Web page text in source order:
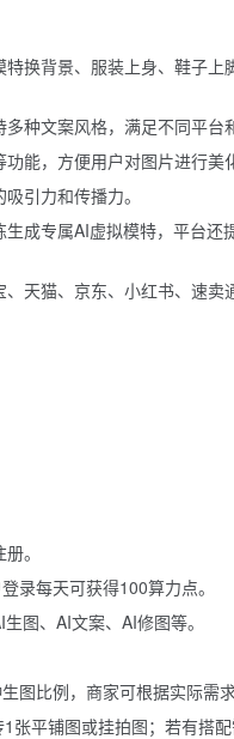
换背景、服装上身、鞋子
种文案风格，满足不同平台
能，方便用户对图片进行美
引力和传播力。
成专属AI虚拟模特，平台
天猫、京东、小红书、速
。
录每天可获得100算力点。
图、AI文案、AI修图等。
图比例，商家可根据实际需求
张平铺图或挂拍图；若有搭